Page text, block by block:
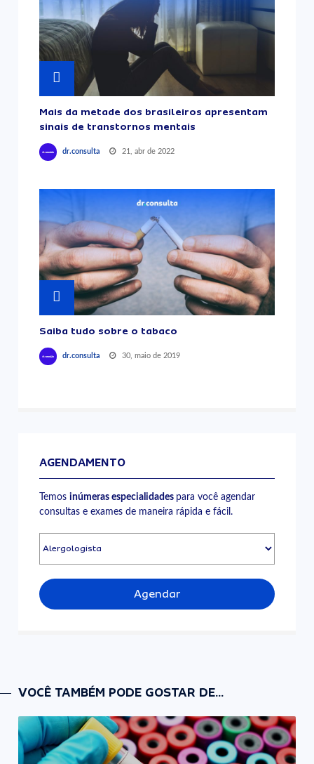
Mais da metade dos brasileiros apresentam
sinais de transtornos mentais
dr.consulta 21, abr de 2022
Saiba tudo sobre o tabaco
dr.consulta 30, maio de 2019
AGENDAMENTO
Temosinúmeras especialidades para você agendar
consultas e exames de maneira rápida e fácil.
Agendar
VOCÊ TAMBÉM PODE GOSTAR DE...